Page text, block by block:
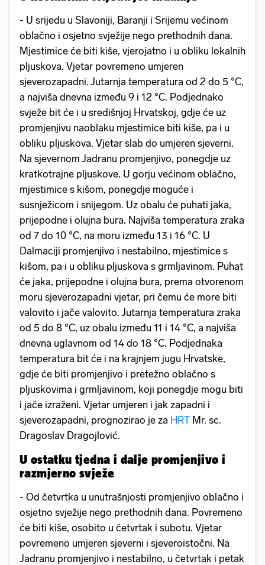
- U srijedu u Slavoniji, Baranji i Srijemu većinom
oblačno i osjetno svježije nego prethodnih dana.
Mjestimice će biti kiše, vjerojatno i u obliku lokalnih
pljuskova. Vjetar povremeno umjeren
sjeverozapadni. Jutarnja temperatura od 2 do 5 °C,
a najviša dnevna između 9 i 12 °C. Podjednako
svježe bit će i u središnjoj Hrvatskoj, gdje će uz
promjenjivu naoblaku mjestimice biti kiše, pa i u
obliku pljuskova. Vjetar slab do umjeren sjeverni.
Na sjevernom Jadranu promjenjivo, ponegdje uz
kratkotrajne pljuskove. U gorju većinom oblačno,
mjestimice s kišom, ponegdje moguće i
susnježicom i snijegom. Uz obalu će puhati jaka,
prijepodne i olujna bura. Najviša temperatura zraka
od 7 do 10 °C, na moru između 13 i 16 °C. U
Dalmaciji promjenjivo i nestabilno, mjestimice s
kišom, pa i u obliku pljuskova s grmljavinom. Puhat
će jaka, prijepodne i olujna bura, prema otvorenom
moru sjeverozapadni vjetar, pri čemu će more biti
valovito i jače valovito. Jutarnja temperatura zraka
od 5 do 8 °C, uz obalu između 11 i 14 °C, a najviša
dnevna uglavnom od 14 do 18 °C. Podjednaka
temperatura bit će i na krajnjem jugu Hrvatske,
gdje će biti promjenjivo i pretežno oblačno s
pljuskovima i grmljavinom, koji ponegdje mogu biti
i jače izraženi. Vjetar umjeren i jak zapadni i
sjeverozapadni, prognozirao je za HRT Mr. sc.
Dragoslav Dragojlović.
U ostatku tjedna i dalje promjenjivo i
razmjerno svježe
- Od četvrtka u unutrašnjosti promjenjivo oblačno i
osjetno svježije nego prethodnih dana. Povremeno
će biti kiše, osobito u četvrtak i subotu. Vjetar
povremeno umjeren sjeverni i sjeveroistočni. Na
Jadranu promjenjivo i nestabilno, u četvrtak i petak